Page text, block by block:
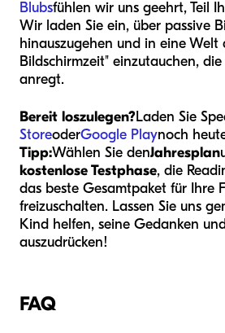
Blubsfühlen wir uns geehrt, Teil
Wir laden Sie ein, über passive
hinauszugehen und in eine Welt
Bildschirmzeit" einzutauchen,
anregt.
Bereit loszulegen?Laden Sie
StoreoderGoogle Playnoch
Tipp:Wählen Sie denJahresplan
kostenlose Testphase, die
das beste Gesamtpaket für Ihre
freizuschalten. Lassen Sie uns
Kind helfen, seine Gedanken
auszudrücken!
FAQ